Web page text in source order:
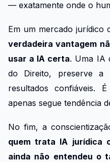
— exatamente onde o
Em um mercado jurídico
verdadeira vantagem
usar a IA certa. Uma IA
do Direito, preserve a
resultados confiáveis.
apenas segue tendência
No fim, a
quem trata IA jurídica
ainda não entendeu o